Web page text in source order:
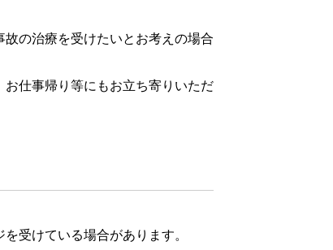
の治療を受けたいとお考えの場合
仕事帰り等にもお立ち寄りいただ
受けている場合があります。